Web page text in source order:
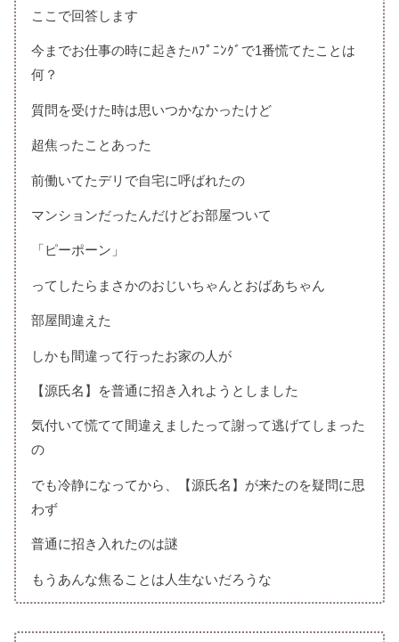
ここで回答します
今までお仕事の時に起きたﾊﾌﾟﾆﾝｸﾞで1番慌てたことは
何？
質問を受けた時は思いつかなかったけど
超焦ったことあった
前働いてたデリで自宅に呼ばれたの
マンションだったんだけどお部屋ついて
「ピーポーン」
ってしたらまさかのおじいちゃんとおばあちゃん
部屋間違えた
しかも間違って行ったお家の人が
【源氏名】を普通に招き入れようとしました
気付いて慌てて間違えましたって謝って逃げてしまった
の
でも冷静になってから、【源氏名】が来たのを疑問に思
わず
普通に招き入れたのは謎
もうあんな焦ることは人生ないだろうな